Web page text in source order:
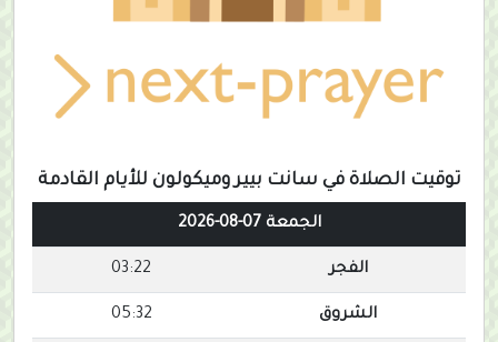
توقيت الصلاة في سانت بيير وميكولون للأيام القادمة
الجمعة 07-08-2026
الفجر 03:22
الشروق 05:32